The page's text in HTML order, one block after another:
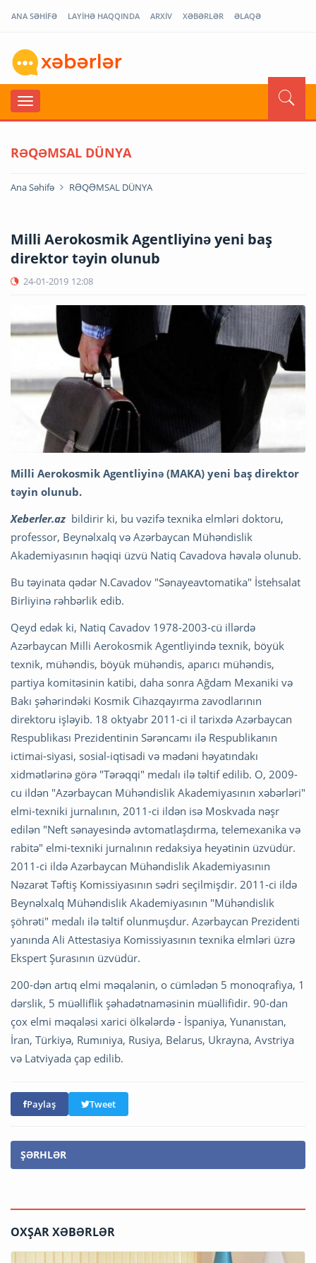
ANA SƏHİFƏ LAYİHƏ HAQQINDA ARXİV XƏBƏRLƏR ƏLAQƏ
RƏQƏMSAL DÜNYA
Ana Səhifə RƏQƏMSAL DÜNYA
Milli Aerokosmik Agentliyinə yeni baş
direktor təyin olunub
24-01-2019 12:08
Milli Aerokosmik Agentliyinə (MAKA) yeni baş direktor
təyin olunub.
Xeberler.az bildirir ki, bu vəzifə texnika elmləri doktoru,
professor, Beynəlxalq və Azərbaycan Mühəndislik
Akademiyasının həqiqi üzvü Natiq Cavadova həvalə olunub.
Bu təyinata qədər N.Cavadov "Sənayeavtomatika" İstehsalat
Birliyinə rəhbərlik edib.
Qeyd edək ki, Natiq Cavadov 1978-2003-cü illərdə
Azərbaycan Milli Aerokosmik Agentliyində texnik, böyük
texnik, mühəndis, böyük mühəndis, aparıcı mühəndis,
partiya komitəsinin katibi, daha sonra Ağdam Mexaniki və
Bakı şəhərindəki Kosmik Cihazqayırma zavodlarının
direktoru işləyib. 18 oktyabr 2011-ci il tarixdə Azərbaycan
Respublikası Prezidentinin Sərəncamı ilə Respublikanın
ictimai-siyasi, sosial-iqtisadi və mədəni həyatındakı
xidmətlərinə görə "Tərəqqi" medalı ilə təltif edilib. O, 2009-
cu ildən "Azərbaycan Mühəndislik Akademiyasının xəbərləri"
elmi-texniki jurnalının, 2011-ci ildən isə Moskvada nəşr
edilən "Neft sənayesində avtomatlaşdırma, telemexanika və
rabitə" elmi-texniki jurnalının redaksiya heyətinin üzvüdür.
2011-ci ildə Azərbaycan Mühəndislik Akademiyasının
Nəzarət Təftiş Komissiyasının sədri seçilmişdir. 2011-ci ildə
Beynəlxalq Mühəndislik Akademiyasının "Mühəndislik
şöhrəti" medalı ilə təltif olunmuşdur. Azərbaycan Prezidenti
yanında Ali Attestasiya Komissiyasının texnika elmləri üzrə
Ekspert Şurasının üzvüdür.
200-dən artıq elmi məqalənin, o cümlədən 5 monoqrafiya, 1
dərslik, 5 müəlliflik şəhadətnaməsinin müəllifidir. 90-dan
çox elmi məqaləsi xarici ölkələrdə - İspaniya, Yunanıstan,
İran, Türkiyə, Rumıniya, Rusiya, Belarus, Ukrayna, Avstriya
və Latviyada çap edilib.
Paylaş Tweet
ŞƏRHLƏR
OXŞAR XƏBƏRLƏR